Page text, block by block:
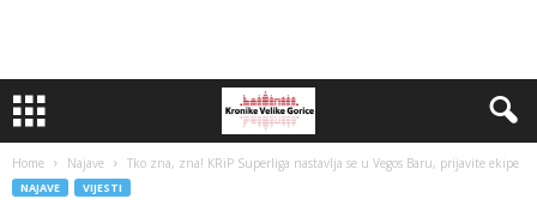
Home Najave Tko zna, zna! KRiP Superliga nastavlja se u Vegos Baru, prijavite ekipe
NAJAVE VIJESTI